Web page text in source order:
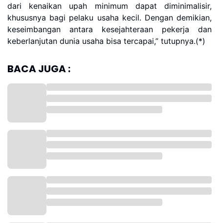
dari kenaikan upah minimum dapat diminimalisir,
khususnya bagi pelaku usaha kecil. Dengan demikian,
keseimbangan antara kesejahteraan pekerja dan
keberlanjutan dunia usaha bisa tercapai,” tutupnya.(*)
BACA JUGA :